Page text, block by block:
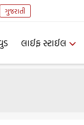
ગુજરાતી
લાઈફ સ્ટાઈલ